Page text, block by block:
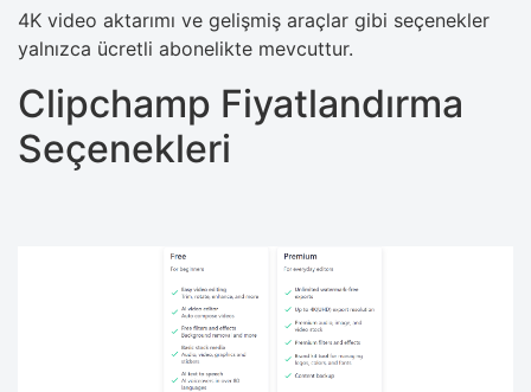
4K video aktarımı ve gelişmiş araçlar gibi seçenekler
yalnızca ücretli abonelikte mevcuttur.
Clipchamp Fiyatlandırma
Seçenekleri